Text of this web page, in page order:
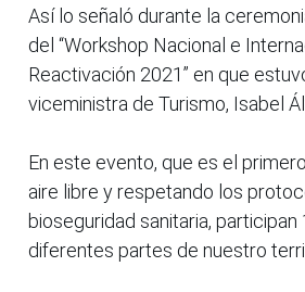
Así lo señaló durante la
del “Workshop Nacional e
Reactivación 2021” en que
viceministra de Turismo, Isabel
En este evento, que es el
aire libre y respetando los
bioseguridad sanitaria,
diferentes partes de nuestro